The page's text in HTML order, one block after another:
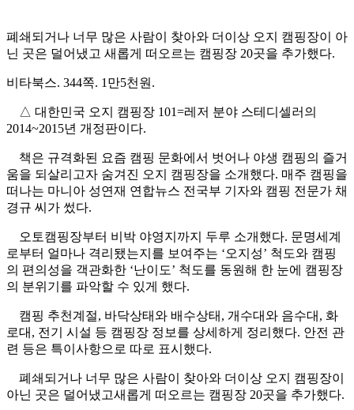
폐쇄되거나 너무 많은 사람이 찾아와 더이상 오지 캠핑장이 아
닌 곳은 덜어냈고 새롭게 떠오르는 캠핑장 20곳을 추가했다.
비타북스. 344쪽. 1만5천원.
△ 대한민국 오지 캠핑장 101=레저 분야 스테디셀러의
2014~2015년 개정판이다.
책은 규격화된 요즘 캠핑 문화에서 벗어나 야생 캠핑의 즐거
움을 되살리고자 숨겨진 오지 캠핑장을 소개했다. 매주 캠핑을
떠나는 마니아 성연재 연합뉴스 전국부 기자와 캠핑 전문가 채
경규 씨가 썼다.
오토캠핑장부터 비박 야영지까지 두루 소개했다. 문명세계
로부터 얼마나 격리됐는지를 보여주는 ‘오지성’ 척도와 캠핑
의 편의성을 객관화한 ‘난이도’ 척도를 동원해 한 눈에 캠핑장
의 분위기를 파악할 수 있게 했다.
캠핑 추천계절, 바닥상태와 배수상태, 개수대와 음수대, 화
로대, 전기 시설 등 캠핑장 정보를 상세하게 정리했다. 안전 관
련 등은 특이사항으로 따로 표시했다.
폐쇄되거나 너무 많은 사람이 찾아와 더이상 오지 캠핑장이
아닌 곳은 덜어냈고새롭게 떠오르는 캠핑장 20곳을 추가했다.